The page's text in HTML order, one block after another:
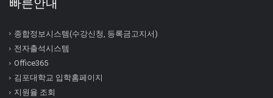
빠른안내
종합정보시스템(수강신청, 등록금고지서)
전자출석시스템
Office365
김포대학교 입학홈페이지
지원율 조회